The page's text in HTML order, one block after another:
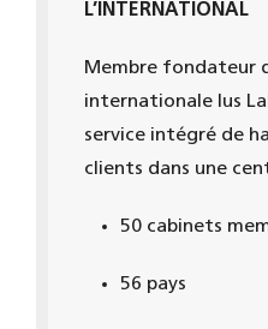
L’INTERNATIONAL
Membre fondateur
internationale Ius
service intégré de
clients dans une
50 cabinets
56 pays